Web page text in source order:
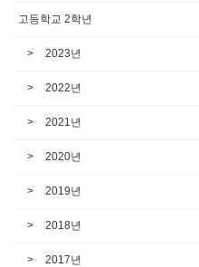
고등학교 2학년
2023년
2022년
2021년
2020년
2019년
2018년
2017년